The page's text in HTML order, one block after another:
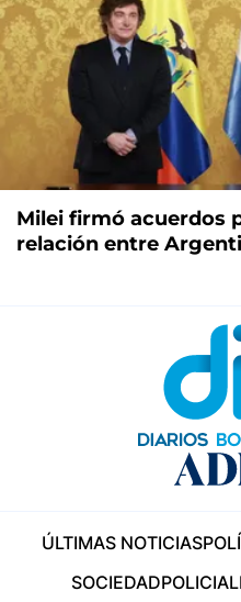
Milei firmó acuerdos
relación entre
ÚLTIMAS NOTICIAS
SOCIEDAD